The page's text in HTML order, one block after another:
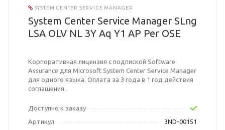
SYSTEM CENTER SERVICE MANAGER
System Center Service Manager SLng
LSA OLV NL 3Y Aq Y1 AP Per OSE
Корпоративная лицензия с подпиской Software
Assurance для Microsoft System Center Service Manager
для одного языка. Оплата за 3 года в 1 год действия
соглашения.
Доступно к заказу
Артикул
3ND-00151